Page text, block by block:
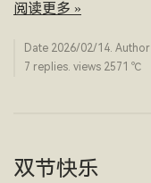
阅读更多 »
Date 2026/02/14. Author
7 replies. views 2571 ­℃
双节快乐